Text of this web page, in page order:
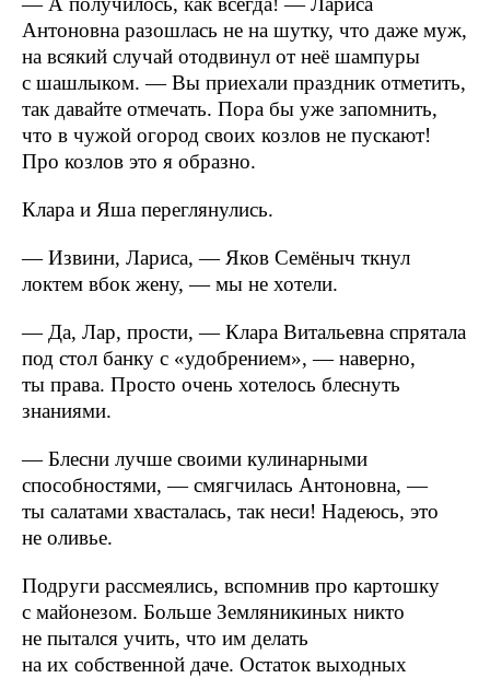
Антоновна разошлась не на шутку, что даже муж,
на всякий случай отодвинул от неё шампуры
с шашлыком. — Вы приехали праздник отметить,
так давайте отмечать. Пора бы уже запомнить,
что в чужой огород своих козлов не пускают!
Про козлов это я образно.
Клара и Яша переглянулись.
— Извини, Лариса, — Яков Семёныч ткнул
локтем вбок жену, — мы не хотели.
— Да, Лар, прости, — Клара Витальевна спрятала
под стол банку с «удобрением», — наверно,
ты права. Просто очень хотелось блеснуть
знаниями.
— Блесни лучше своими кулинарными
способностями, — смягчилась Антоновна, —
ты салатами хвасталась, так неси! Надеюсь, это
не оливье.
Подруги рассмеялись, вспомнив про картошку
с майонезом. Больше Земляникиных никто
не пытался учить, что им делать
на их собственной даче. Остаток выходных